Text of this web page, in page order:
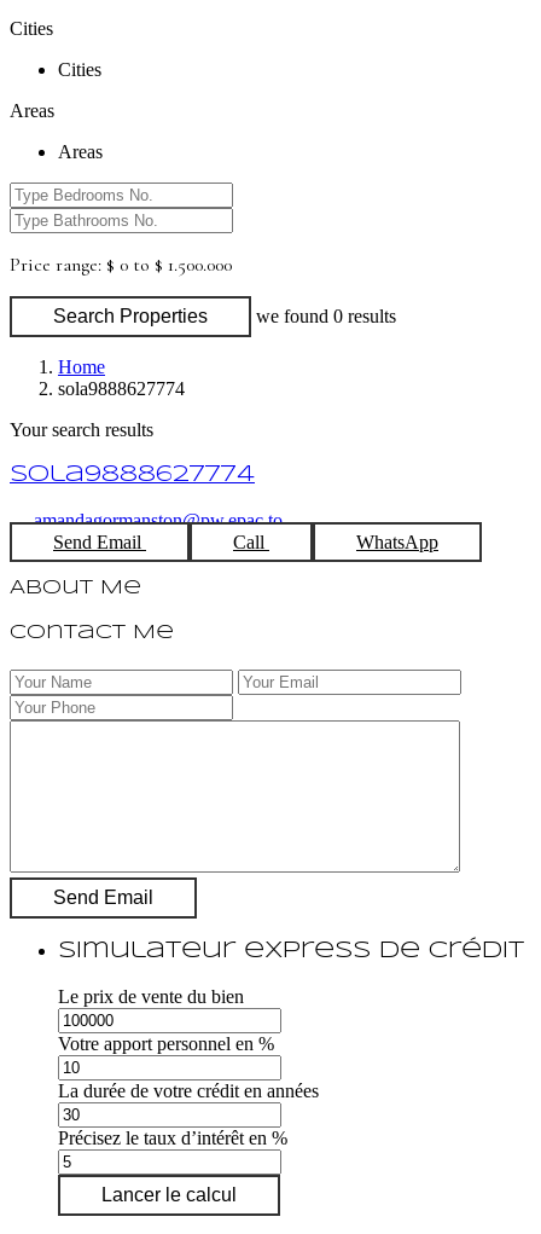
Cities
Cities
Areas
Areas
Price range: $ 0 to $ 1.500.000
Search Properties we found 0 results
Home
sola9888627774
Your search results
sola9888627774
amandagormanston@pw.epac.to
Send Email
Call WhatsApp
About Me
Contact Me
Simulateur express de crédit
Le prix de vente du bien
Votre apport personnel en %
La durée de votre crédit en années
Précisez le taux d’intérêt en %
Lancer le calcul